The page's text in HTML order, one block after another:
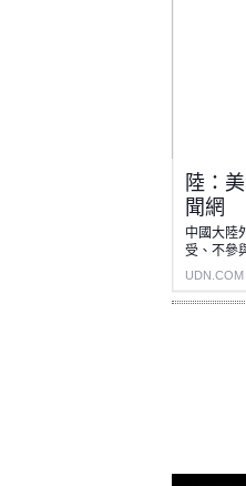
陸：
聞網
中國大陸
受、不參
UDN.COM